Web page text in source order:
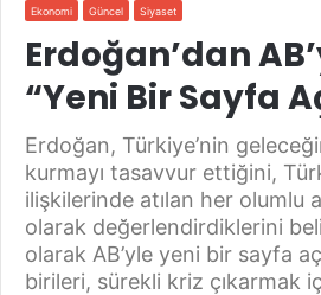
Ekonomi Güncel Siyaset
Erdoğan’dan
“Yeni Bir Sayfa
Erdoğan, Türkiye’nin
kurmayı tasavvur ettiğini,
ilişkilerinde atılan her olumlu
olarak değerlendirdiklerini
olarak AB’yle yeni bir sayfa
birileri, sürekli kriz çıkarmak